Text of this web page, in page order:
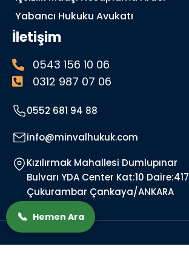
Yabancı Hukuku Avukatı
İletişim
0543 156 10 06
0312 987 07 06
0552 681 94 88
info@minvalhukuk.com
Kızılırmak Mahallesi Dumlupınar
Bulvarı YDA Center Kat:10 Daire:417
Çukurambar Çankaya/ANKARA
© Bütün hakları saklıdır
📞 Hemen Ara